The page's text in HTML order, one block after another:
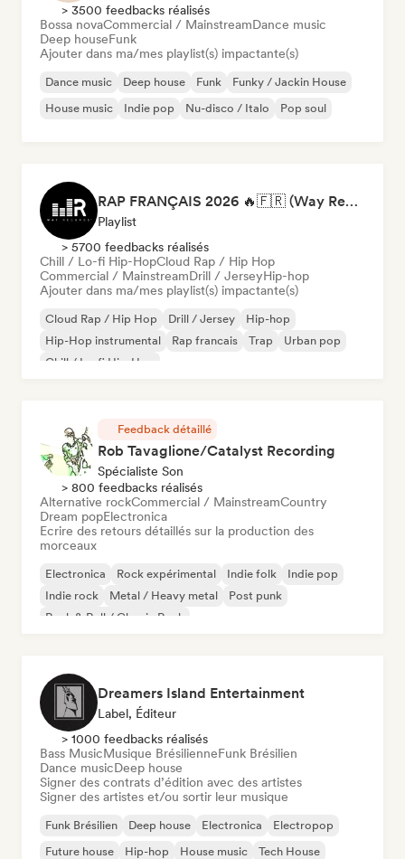
> 3500 feedbacks réalisés
Bossa novaCommercial / MainstreamDance music
Deep houseFunk
Ajouter dans ma/mes playlist(s) impactante(s)
Dance music Deep house Funk
Funky / Jackin House
House music
Indie pop Nu-disco / Italo Pop soul
RAP FRANÇAIS 2026 🔥🇫🇷 (Way Records)
Playlist
> 5700 feedbacks réalisés
Chill / Lo-fi Hip-HopCloud Rap / Hip Hop
Commercial / MainstreamDrill / JerseyHip-hop
Ajouter dans ma/mes playlist(s) impactante(s)
Cloud Rap / Hip Hop Drill / Jersey
Hip-hop
Hip-Hop instrumental
Rap francais Trap
Urban pop
Chill / Lo-fi Hip-Hop
Feedback détaillé
Rob Tavaglione/Catalyst Recording
Spécialiste Son
> 800 feedbacks réalisés
Alternative rockCommercial / MainstreamCountry
Dream popElectronica
Ecrire des retours détaillés sur la production des
morceaux
Electronica Rock expérimental Indie folk
Indie pop
Indie rock
Metal / Heavy metal
Post punk
Rock & Roll / Classic Rock
Dreamers Island Entertainment
Label, Éditeur
> 1000 feedbacks réalisés
Bass MusicMusique BrésilienneFunk Brésilien
Dance musicDeep house
Signer des contrats d’édition avec des artistes
Signer des artistes et/ou sortir leur musique
Funk Brésilien Deep house Electronica
Electropop
Future house
Hip-hop House music Tech House